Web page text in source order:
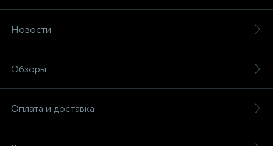
Новости
Обзоры
Оплата и доставка